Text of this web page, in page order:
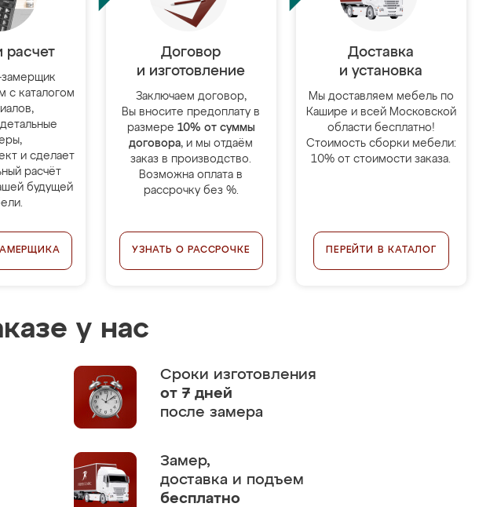
расчет
с каталогом
и сделает
расчёт
будущей
Договор
и изготовление
Заключаем договор,
Вы вносите предоплату в
размере 10% от суммы
договора, и мы отдаём
заказ в производство.
Возможна оплата в
рассрочку без %.
УЗНАТЬ О РАССРОЧКЕ
Доставка
и установка
Мы доставляем мебель по
Кашире и всей Московской
области бесплатно!
Стоимость сборки мебели:
10% от стоимости заказа.
ПЕРЕЙТИ В КАТАЛОГ
у нас
Сроки изготовления
от 7 дней
после замера
Замер,
доставка и подъем
бесплатно